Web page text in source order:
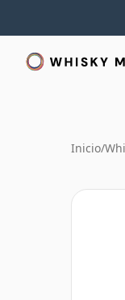
Inicio/